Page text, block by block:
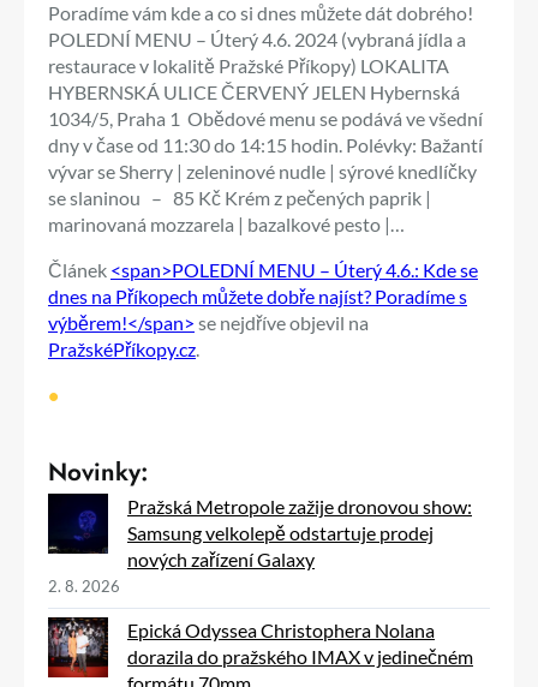
Poradíme vám kde a co si dnes můžete dát dobrého!
POLEDNÍ MENU – Úterý 4.6. 2024 (vybraná jídla a
restaurace v lokalitě Pražské Příkopy) LOKALITA
HYBERNSKÁ ULICE ČERVENÝ JELEN Hybernská
1034/5, Praha 1 Obědové menu se podává ve všední
dny v čase od 11:30 do 14:15 hodin. Polévky: Bažantí
vývar se Sherry | zeleninové nudle | sýrové knedlíčky
se slaninou – 85 Kč Krém z pečených paprik |
marinovaná mozzarela | bazalkové pesto |…
Článek <span>POLEDNÍ MENU – Úterý 4.6.: Kde se
dnes na Příkopech můžete dobře najíst? Poradíme s
výběrem!</span> se nejdříve objevil na
PražskéPříkopy.cz.
•
Novinky:
Pražská Metropole zažije dronovou show:
Samsung velkolepě odstartuje prodej
nových zařízení Galaxy
2. 8. 2026
Epická Odyssea Christophera Nolana
dorazila do pražského IMAX v jedinečném